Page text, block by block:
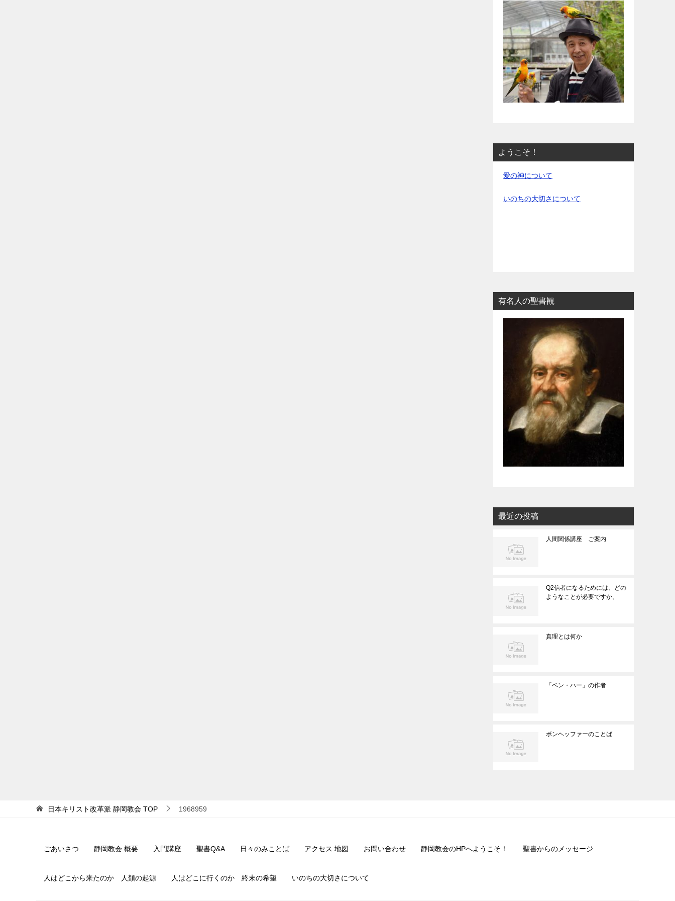
ようこそ！
愛の神について
いのちの大切さについて
有名人の聖書観
最近の投稿
人間関係講座 ご案内
Q2信者になるためには、どの
ようなことが必要ですか。
真理とは何か
「ベン・ハー」の作者
ボンヘッファーのことば
日本キリスト改革派 静岡教会 TOP 1968959
ごあいさつ 静岡教会 概要 入門講座 聖書Q&A 日々のみことば アクセス 地図 お問い合わせ 静岡教会のHPへようこそ！ 聖書からのメッセージ
人はどこから来たのか 人類の起源 人はどこに行くのか 終末の希望 いのちの大切さについて